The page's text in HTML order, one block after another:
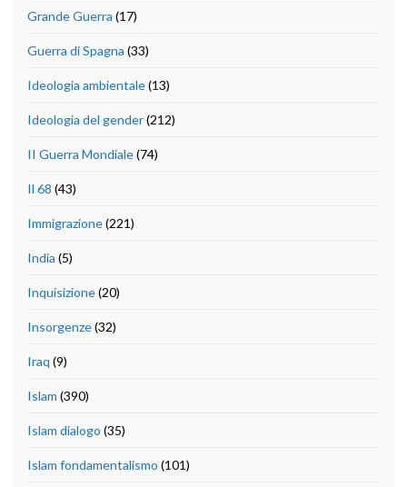
Grande Guerra (17)
Guerra di Spagna (33)
Ideologia ambientale(13)
Ideologia del gender(212)
II Guerra Mondiale(74)
Il 68 (43)
Immigrazione(221)
India (5)
Inquisizione(20)
Insorgenze(32)
Iraq (9)
Islam (390)
Islam dialogo (35)
Islam fondamentalismo (101)